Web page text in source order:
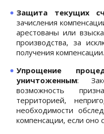
Защита текущих
зачисления
арестованы или
производства, за
получения компенсации.
Упрощение
уничтоженным:
возможность
территорией,
необходимости
компенсации, если оно